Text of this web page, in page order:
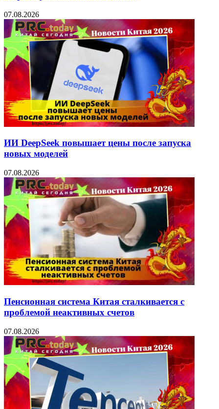
07.08.2026
ИИ DeepSeek повышает цены после запуска
новых моделей
07.08.2026
Пенсионная система Китая сталкивается с
проблемой неактивных счетов
07.08.2026